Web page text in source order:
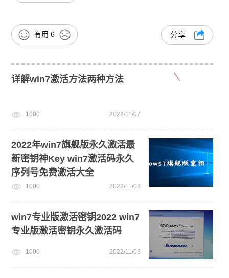
有用 6 分享
详解win7激活方法两种方法
1000 2022/11/07
2022年win7旗舰版永久激活最
新密钥神Key win7激活码永久
序列号免费激活大全
1000 2022/11/03
win7专业版激活密钥2022 win7
专业版激活密钥永久激活码
1000 2022/11/03